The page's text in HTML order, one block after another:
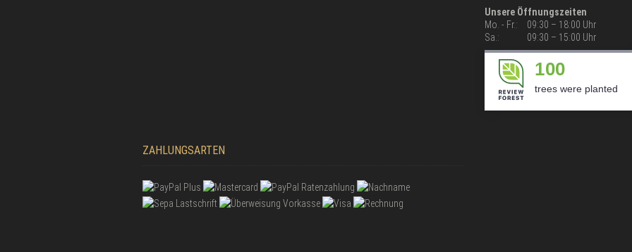
Unsere Öffnungszeiten
Mo. - Fr.:
09:30 – 18:00 Uhr
Sa.:
09:30 – 15:00 Uhr
100
trees were planted
ZAHLUNGSARTEN